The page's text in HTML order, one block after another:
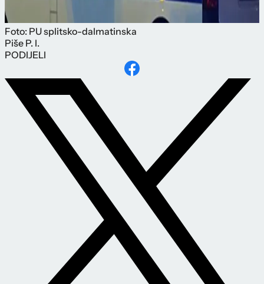
Foto: PU splitsko-dalmatinska
Piše P. I.
PODIJELI